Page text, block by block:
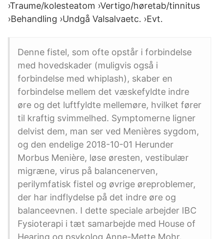
›Traume/kolesteatom ›Vertigo/høretab/tinnitus
›Behandling ›Undgå Valsalvaetc. ›Evt.
Denne fistel, som ofte opstår i forbindelse
med hovedskader (muligvis også i
forbindelse med whiplash), skaber en
forbindelse mellem det væskefyldte indre
øre og det luftfyldte mellemøre, hvilket fører
til kraftig svimmelhed. Symptomerne ligner
delvist dem, man ser ved Menières sygdom,
og den endelige 2018-10-01 Herunder
Morbus Menière, løse øresten, vestibulær
migræne, virus på balancenerven,
perilymfatisk fistel og øvrige øreproblemer,
der har indflydelse på det indre øre og
balanceevnen. I dette speciale arbejder IBC
Fysioterapi i tæt samarbejde med House of
Hearing og psykolog Anne-Mette Mohr.